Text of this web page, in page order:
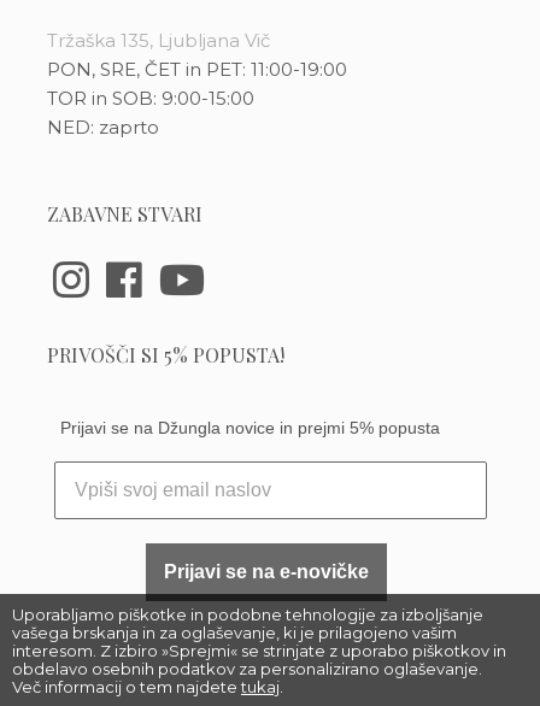
Uporabljamo piškotke in podobne tehnologije za izboljšanje
vašega brskanja in za oglaševanje, ki je prilagojeno vašim
interesom. Z izbiro »Sprejmi« se strinjate z uporabo piškotkov in
obdelavo osebnih podatkov za personalizirano oglaševanje.
Več informacij o tem najdetetukaj
Tržaška 135, Ljubljana Vič
PON, SRE, ČET in PET: 11:00-19:00
TOR in SOB: 9:00-15:00
NED: zaprto
ZABAVNE STVARI
PRIVOŠČI SI 5% POPUSTA!
Prijavi se na Džungla novice in prejmi 5% popusta
Prijavi se na e-novičke